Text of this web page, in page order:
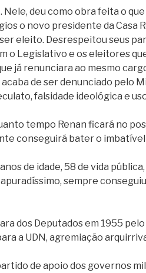
Nele, deu como obra feita o
o novo presidente da Casa
eleito. Desrespeitou seus
o Legislativo e os eleitores
já renunciara ao mesmo
acaba de ser denunciado pelo
falsidade ideológica e
tempo Renan ficará no
conseguirá bater o imbatível
de idade, 58 de vida
sempre
dos Deputados em 1955 pelo
a UDN, agremiação
de apoio dos governos